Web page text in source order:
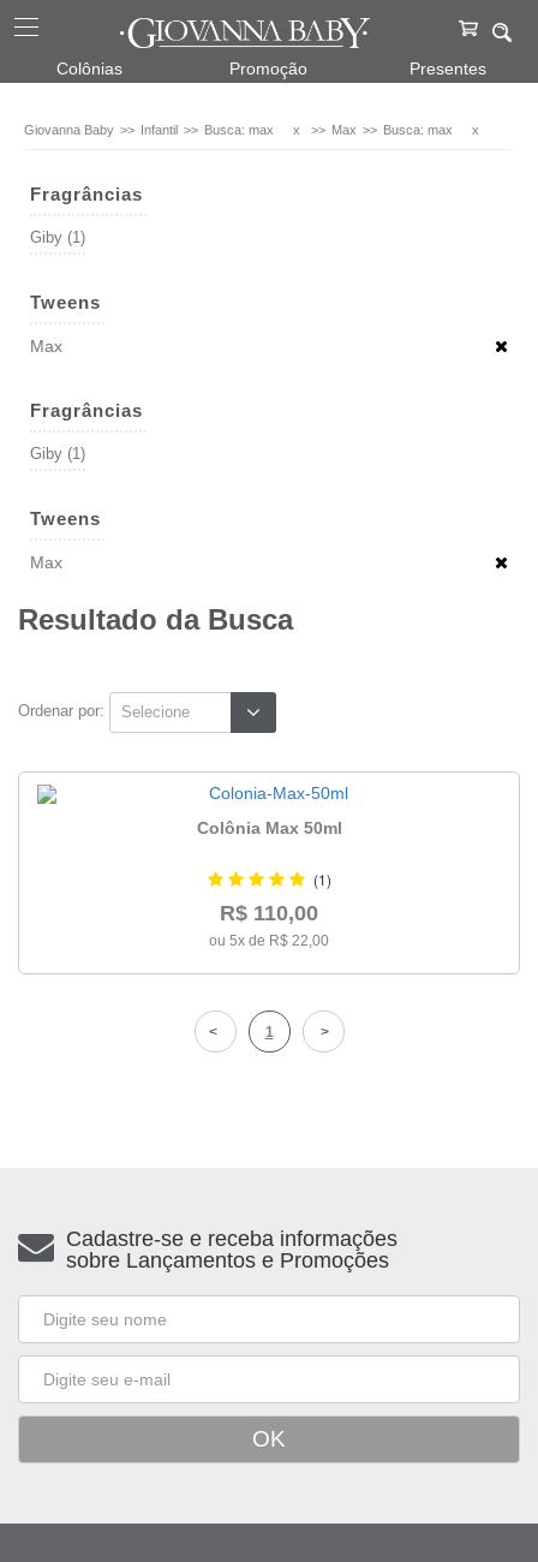
Colônias Promoção Presentes
Giovanna Baby Infantil Busca: max x Max Busca: max x
Fragrâncias
Giby (1)
Tweens
Max
Fragrâncias
Giby (1)
Tweens
Max
Resultado da Busca
Ordenar por:
Colônia Max 50ml
(1)
R$ 110,00
ou 5x de R$ 22,00
1
Cadastre-se e receba informações
sobre Lançamentos e Promoções